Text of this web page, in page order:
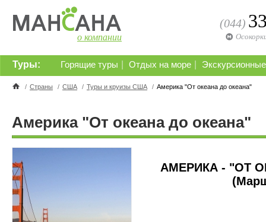
о компании
(044)
Горящие туры Отдых на море
Туры:
/ Страны / США / Туры и круизы США / Америка "От океана до океана"
Америка "От океана до океана"
АМЕРИКА - "ОТ